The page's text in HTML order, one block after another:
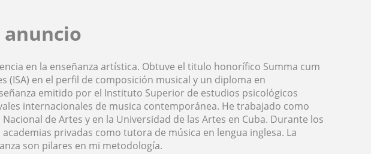
anuncio
en la enseñanza artística. Obtuve el titulo honorífico Summa cum
(ISA) en el perfil de composición musical y un diploma en
emitido por el Instituto Superior de estudios psicológicos
internacionales de musica contemporánea. He trabajado como
de Artes y en la Universidad de las Artes en Cuba. Durante los
privadas como tutora de música en lengua inglesa. La
son pilares en mi metodología.